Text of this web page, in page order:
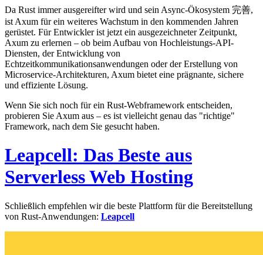
Da Rust immer ausgereifter wird und sein Async-Ökosystem 完善,
ist Axum für ein weiteres Wachstum in den kommenden Jahren
gerüstet. Für Entwickler ist jetzt ein ausgezeichneter Zeitpunkt,
Axum zu erlernen – ob beim Aufbau von Hochleistungs-API-
Diensten, der Entwicklung von
Echtzeitkommunikationsanwendungen oder der Erstellung von
Microservice-Architekturen, Axum bietet eine prägnante, sichere
und effiziente Lösung.
Wenn Sie sich noch für ein Rust-Webframework entscheiden,
probieren Sie Axum aus – es ist vielleicht genau das "richtige"
Framework, nach dem Sie gesucht haben.
Leapcell: Das Beste aus
Serverless Web Hosting
Schließlich empfehlen wir die beste Plattform für die Bereitstellung
von Rust-Anwendungen: Leapcell